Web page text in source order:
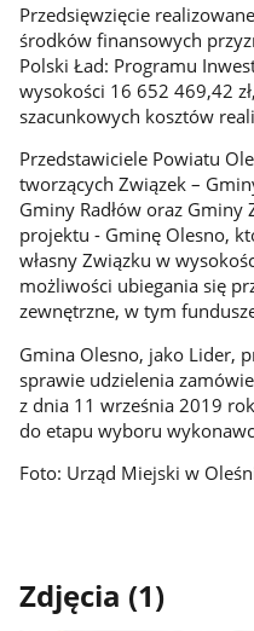
Przedsięwzięcie
środków finansowych
Polski Ład: Programu
wysokości 16 652 469,42
szacunkowych kosztów
Przedstawiciele Powiatu
tworzących Związek –
Gminy Radłów oraz
projektu - Gminę Olesno,
własny Związku w
możliwości ubiegania się
zewnętrzne, w tym
Gmina Olesno, jako Lider,
sprawie udzielenia
z dnia 11 września 2019
do etapu wyboru
Foto: Urząd Miejski w
Zdjęcia (1)